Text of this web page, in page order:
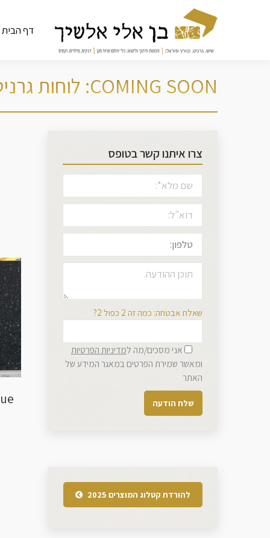
דף הבית
COMING SOON: לוחות גרניט מברזיל, איטליה והודו
צרו איתנו קשר בטופס
שאלת אבטחה: כמה זה 2 כפול 2?
אני מסכים/מה למדיניות הפרטיות
ומאשר שמירת הפרטים במאגר המידע של
האתר
להורדת קטלוג המוצרים 2025